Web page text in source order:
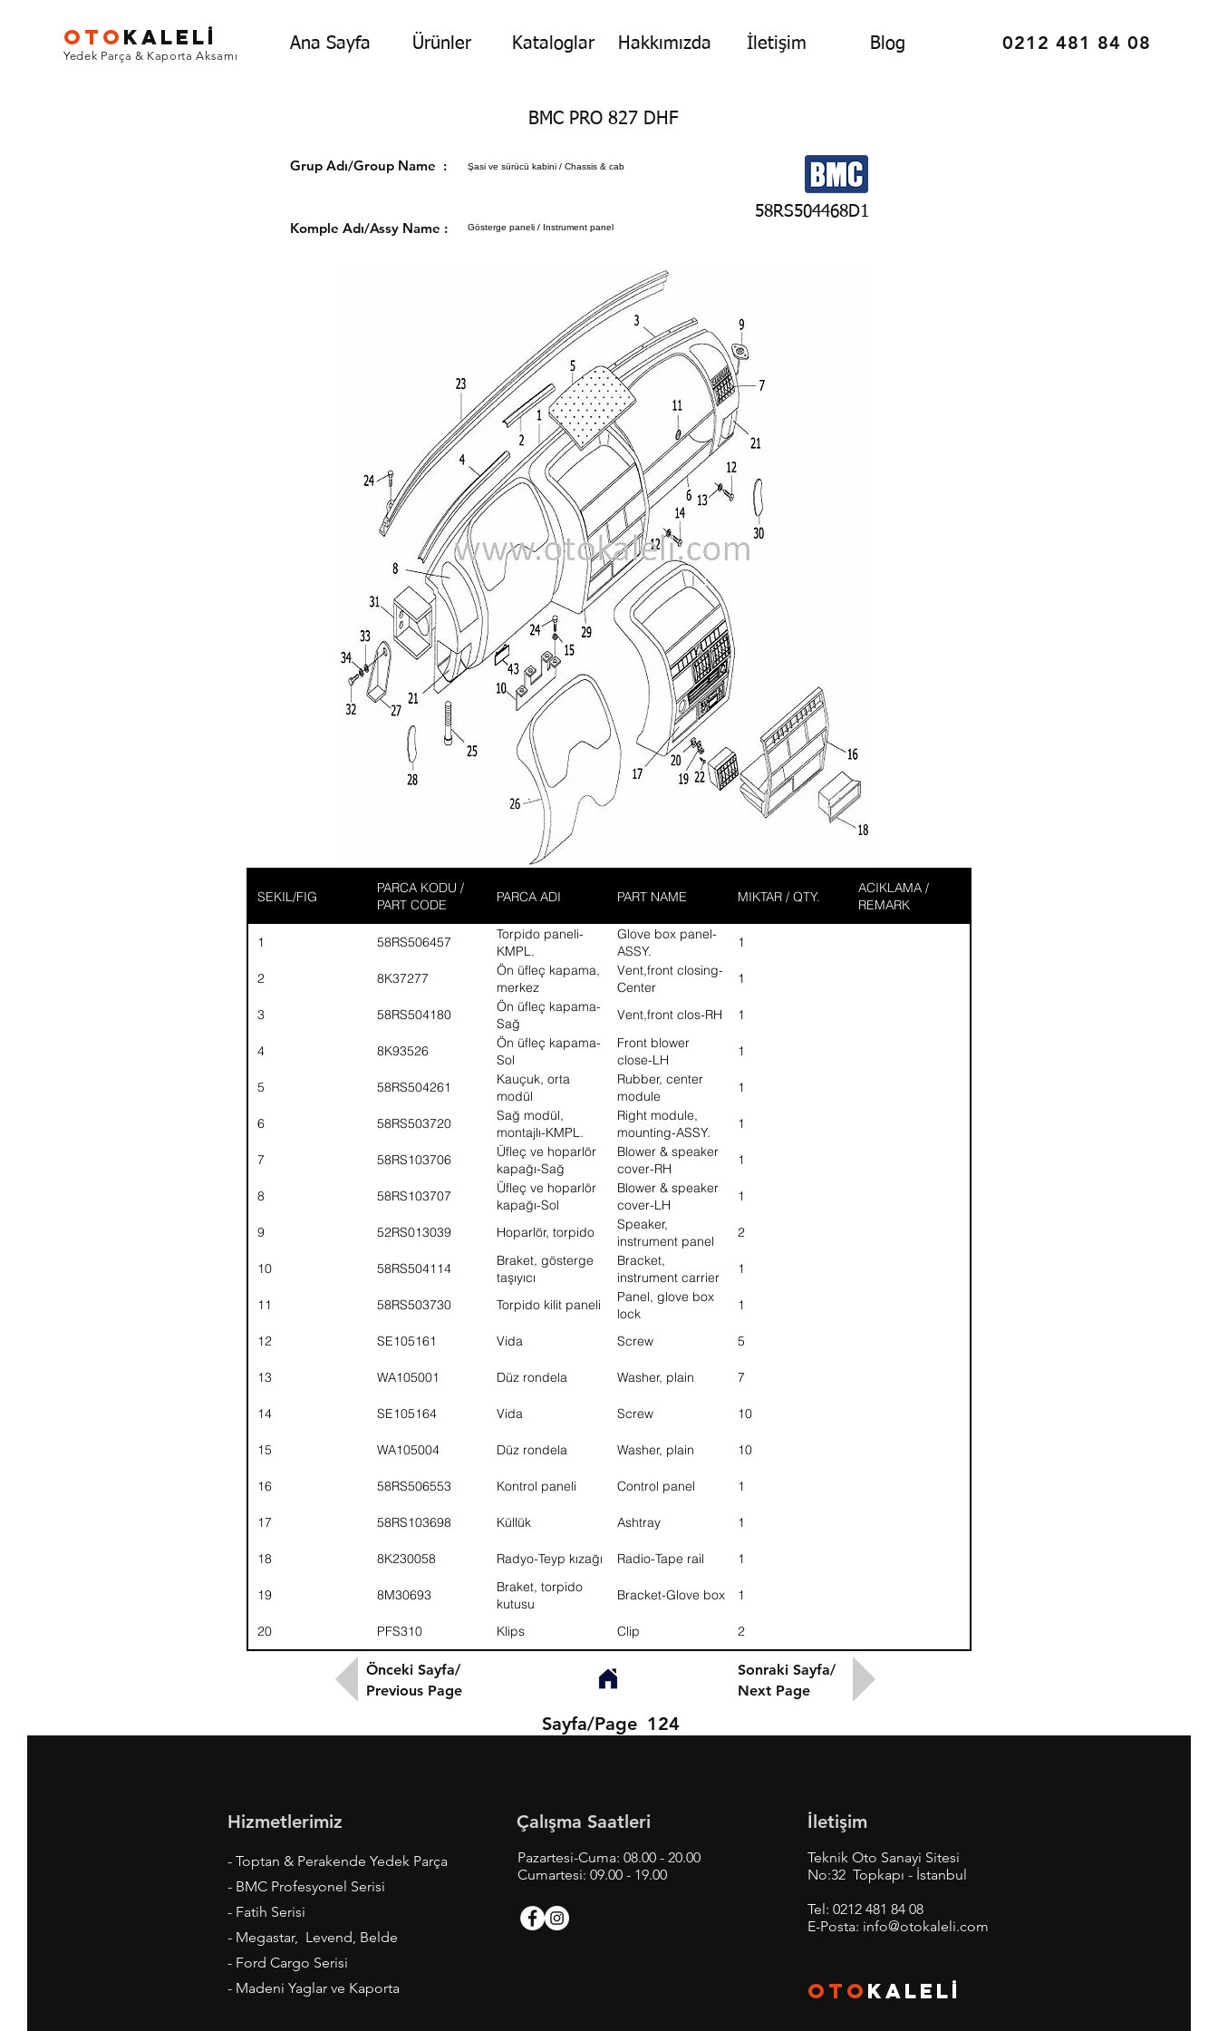
Ana Sayfa Ürünler Kataloglar Hakkımızda İletişim Blog
OTO KALELİ 0212 481 84 08
Yedek Parça & Kaporta Aksamı
BMC PRO 827 DHF
Grup Adı/Group Name :Şasi ve sürücü kabini / Chassis & cab
Komple Adı/Assy Name : Gösterge paneli / Instrument panel
58RS504468D1
SEKIL/FIG
PARCA KODU /
PART CODE
PARCA ADI PART NAME MIKTAR / QTY.
ACIKLAMA /
REMARK
1 58RS506457
Torpido paneli-
KMPL.
Glove box panel-
ASSY.
1
2 8K37277
Ön üfleç kapama,
merkez
Vent,front closing-
Center
1
3 58RS504180
Ön üfleç kapama-
Sağ
Vent,front clos-RH 1
4 8K93526
Ön üfleç kapama-
Sol
Front blower
close-LH
1
5 58RS504261
Kauçuk, orta
modül
Rubber, center
module
1
6 58RS503720
Sağ modül,
montajlı-KMPL.
Right module,
mounting-ASSY.
1
7 58RS103706
Üfleç ve hoparlör
kapağı-Sağ
Blower & speaker
cover-RH
1
8 58RS103707
Üfleç ve hoparlör
kapağı-Sol
Blower & speaker
cover-LH
1
9 52RS013039 Hoparlör, torpido
Speaker,
instrument panel
2
10 58RS504114
Braket, gösterge
taşıyıcı
Bracket,
instrument carrier
1
11 58RS503730 Torpido kilit paneli
Panel, glove box
lock
1
12 SE105161 Vida Screw 5
13 WA105001 Düz rondela Washer, plain 7
14 SE105164 Vida Screw 10
15 WA105004 Düz rondela Washer, plain 10
16 58RS506553 Kontrol paneli Control panel 1
17 58RS103698 Küllük Ashtray 1
18 8K230058 Radyo-Teyp kızağı Radio-Tape rail 1
19 8M30693
Braket, torpido
kutusu
Bracket-Glove box 1
20 PFS310 Klips Clip 2
Önceki Sayfa/
Previous Page
Sonraki Sayfa/
Next Page
Sayfa/Page 124
Hizmetlerimiz
- Toptan & Perakende Yedek Parça
- BMC Profesyonel Serisi
- Fatih Serisi
- Megastar, Levend, Belde
- Ford Cargo Serisi
- Madeni Yaglar ve Kaporta
Çalışma Saatleri
Pazartesi-Cuma: 08.00 - 20.00
Cumartesi: 09.00 - 19.00
İletişim
Teknik Oto Sanayi Sitesi
No:32 Topkapı - İstanbul
Tel: 0212 481 84 08
E-Posta: info@otokaleli.com
OTO KALELİ